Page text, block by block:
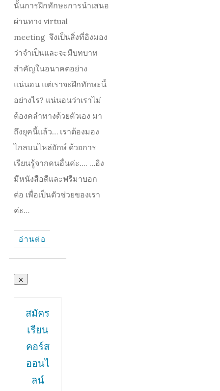
นั้นการฝึกทักษะการนำเสนอ
ผ่านทาง virtual
meeting จึงเป็นสิ่งที่อิงมอง
ว่าจำเป็นและจะมีบทบาท
สำคัญในอนาคตอย่าง
แน่นอน แต่เราจะฝึกทักษะนี้
อย่างไร? แน่นอนว่าเราไม่
ต้องคลำทางด้วยตัวเอง มา
ถึงยุคนี้แล้ว… เราต้องมอง
ไกลบนไหล่ยักษ์ ด้วยการ
เรียนรู้จากคนอื่นค่ะ…. …อิง
มีหนังสือดีและฟรีมาบอก
ต่อ เพื่อเป็นตัวช่วยของเรา
ค่ะ…
อ่านต่อ
สมัคร
เรียน
คอร์ส
ออนไ
ลน์